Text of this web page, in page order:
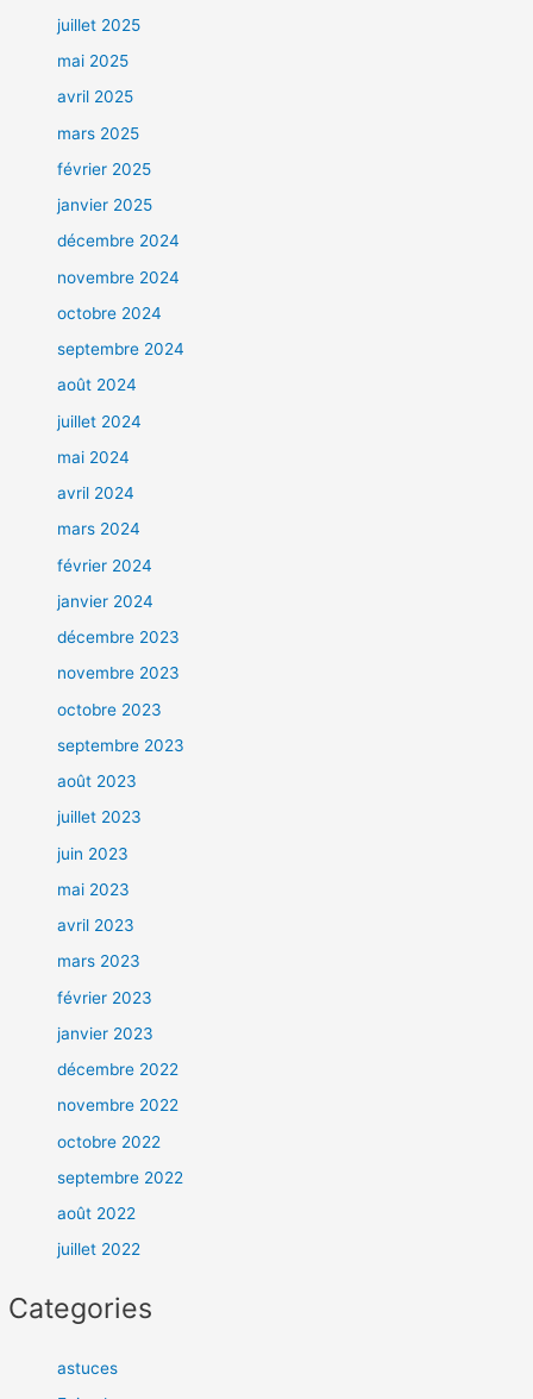
juillet 2025
mai 2025
avril 2025
mars 2025
février 2025
janvier 2025
décembre 2024
novembre 2024
octobre 2024
septembre 2024
août 2024
juillet 2024
mai 2024
avril 2024
mars 2024
février 2024
janvier 2024
décembre 2023
novembre 2023
octobre 2023
septembre 2023
août 2023
juillet 2023
juin 2023
mai 2023
avril 2023
mars 2023
février 2023
janvier 2023
décembre 2022
novembre 2022
octobre 2022
septembre 2022
août 2022
juillet 2022
Categories
astuces